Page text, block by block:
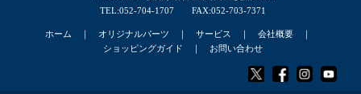
TEL:052-704-1707 FAX:052-703-7371
ホーム ｜ オリジナルパーツ ｜ サービス ｜ 会社概要 ｜
ショッピングガイド ｜ お問い合わせ